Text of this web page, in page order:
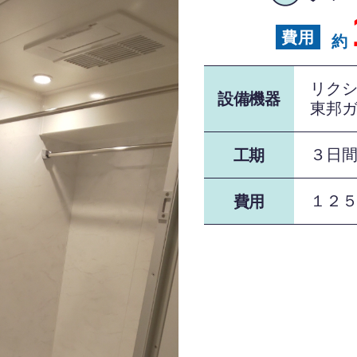
約
設備機器
リク
東邦
工期 ３日間
費用 １２